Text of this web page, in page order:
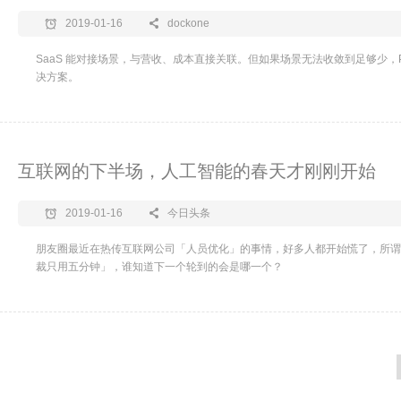
2019-01-16 dockone
SaaS 能对接场景，与营收、成本直接关联。但如果场景无法收敛到足够少
决方案。
互联网的下半场，人工智能的春天才刚刚开始
2019-01-16 今日头条
朋友圈最近在热传互联网公司「人员优化」的事情，好多人都开始慌了，所
裁只用五分钟」，谁知道下一个轮到的会是哪一个？